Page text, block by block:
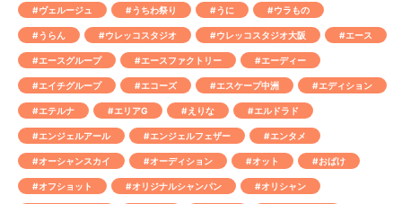
#ヴェルージュ #うちわ祭り #うに #ウラもの
#うらん #ウレッコスタジオ #ウレッコスタジオ大阪 #エース
#エースグループ #エースファクトリー #エーディー
#エイチグループ #エコーズ #エスケープ中洲 #エディション
#エテルナ #エリアG #えりな #エルドラド
#エンジェルアール #エンジェルフェザー #エンタメ
#オーシャンスカイ #オーディション #オット #おばけ
#オフショット #オリジナルシャンパン #オリシャン